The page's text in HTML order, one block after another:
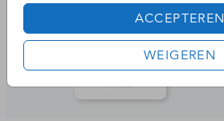
ACCEPTEREN
WEIGEREN